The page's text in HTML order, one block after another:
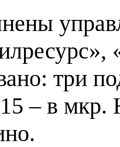
три
– в мкр.